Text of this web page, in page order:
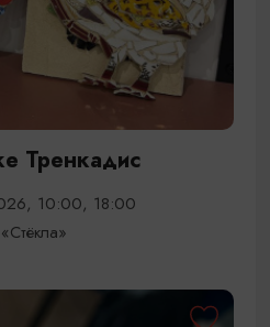
Тренкадис
10:00, 18:00